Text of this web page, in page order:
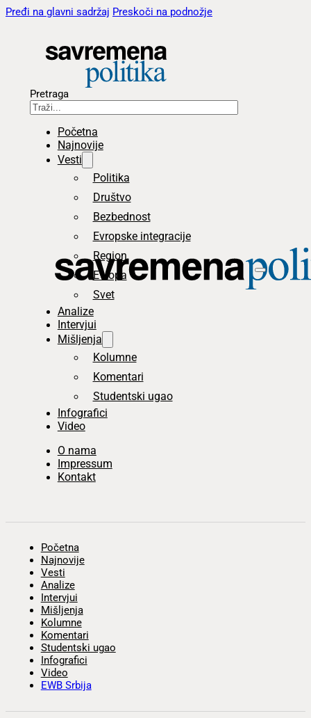
Pređi na glavni sadržaj Preskoči na podnožje
Pretraga
Početna
Najnovije
Vesti
Politika
Društvo
Bezbednost
Evropske integracije
Region
Evropa
Svet
Analize
Intervjui
Mišljenja
Kolumne
Komentari
Studentski ugao
Infografici
Video
O nama
Impressum
Kontakt
Početna
Najnovije
Vesti
Analize
Intervjui
Mišljenja
Kolumne
Komentari
Studentski ugao
Infografici
Video
EWB Srbija